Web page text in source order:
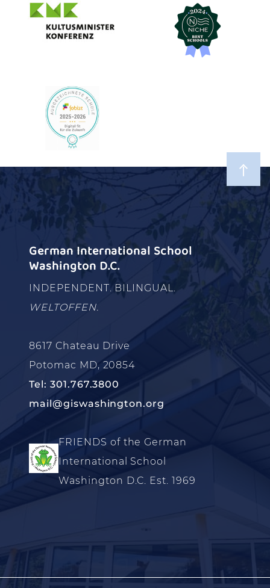
German International School
Washington D.C.
INDEPENDENT. BILINGUAL.
WELTOFFEN.
8617 Chateau Drive
Potomac MD, 20854
Tel: 301.767.3800
mail@giswashington.org
FRIENDS of the German
International School
Washington D.C. Est. 1969